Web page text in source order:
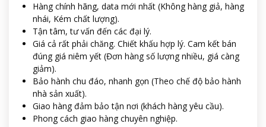
Hàng chính hãng, data mới nhất (Không hàng giả, hàng
nhái, Kém chất lượng).
Tận tâm, tư vấn đến các đại lý.
Giá cả rất phải chăng. Chiết khấu hợp lý. Cam kết bán
đúng giá niêm yết (Đơn hàng số lượng nhiều, giá càng
giảm).
Bảo hành chu đáo, nhanh gọn (Theo chế độ bảo hành
nhà sản xuất).
Giao hàng đảm bảo tận nơi (khách hàng yêu cầu).
Phong cách giao hàng chuyên nghiệp.